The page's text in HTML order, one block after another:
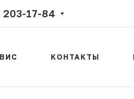
203-17-84
КОНТАКТЫ